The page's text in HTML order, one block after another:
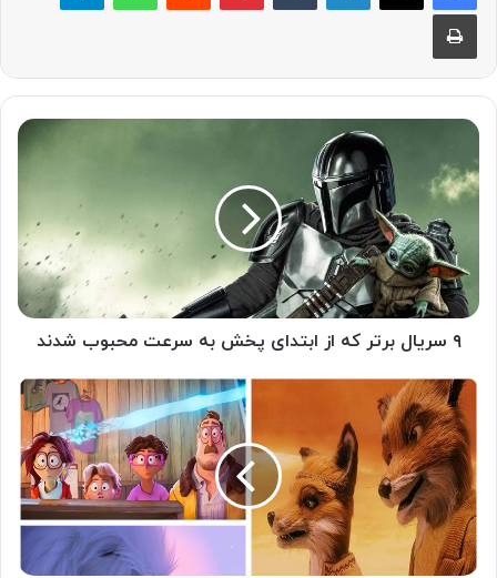
چاپ
۹ سریال برتر که از ابتدای پخش به سرعت محبوب شدند